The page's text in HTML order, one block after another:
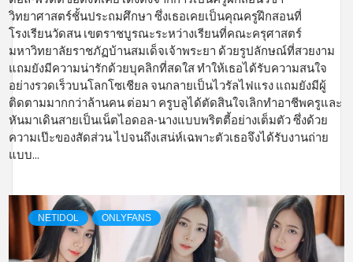
วิทยาศาสตร์ชั้นประถมศึกษา ซึ่งเธอเคยเป็นคุณครูฝึกสอนที่
โรงเรียนวัดสน เขตราชบูรณะระหว่างเรียนที่คณะครุศาสตร์
มหาวิทยาลัยราชภัฏบ้านสมเด็จเจ้าพระยา ด้วยรูปลักษณ์ที่สวยงาม
แถมยังมีความน่ารักด้วยบุคลิกที่สดใส ทำให้เธอได้รับความสนใจ
อย่างรวดเร็วบนโลกโซเชียล จนกลายเป็นไวรัลไฟแรง แถมยังมีผู้
ติดตามมากกว่าล้านคน ต่อมา ครูบลูได้ตัดสินใจเลิกทำอาชีพครูและ
หันมาเดินสายเป็นเน็ตไอดอล-นางแบบพริตตี้อย่างเต็มตัว ซึ่งด้วย
ความเป๊ะของสัดส่วน ไปจนถึงเสน่ห์เฉพาะตัวเธอจึงได้รับงานถ่าย
แบบ...
NETIDOL ONLYFANS